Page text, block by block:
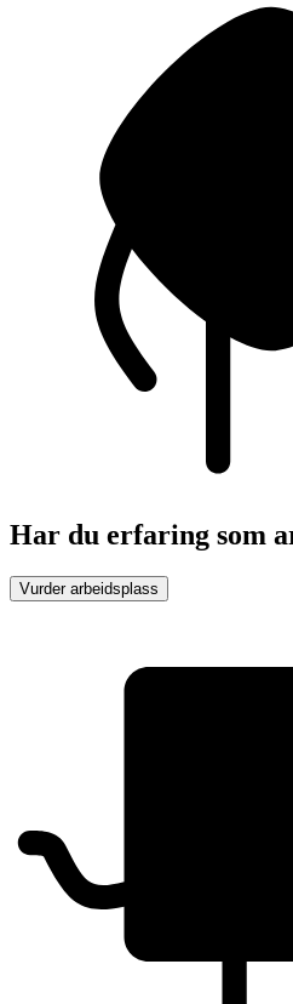
Har du erfaring som
Vurder arbeidsplass